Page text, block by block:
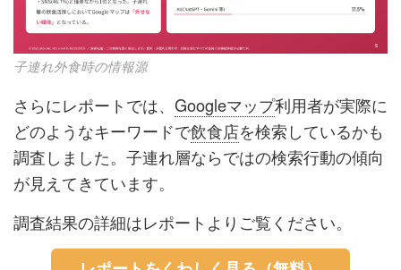
子連れ外食時の情報源
さらにレポートでは、 Googleマップ利用者が実際に
どのようなキーワードで飲食店を検索しているかも
調査しました。子連れ層ならではの検索行動の傾向
が見えてきています。
調査結果の詳細はレポートよりご覧ください。